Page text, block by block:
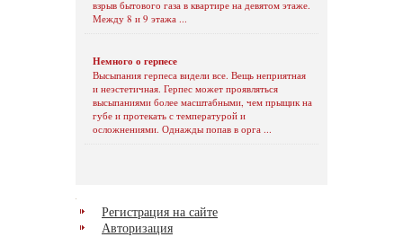
взрыв бытового газа в квартире на девятом этаже.
Между 8 и 9 этажа ...
Немного о герпесе
Высыпания герпеса видели все. Вещь неприятная
и неэстетичная. Герпес может проявляться
высыпаниями более масштабными, чем прыщик на
губе и протекать с температурой и
осложнениями. Однажды попав в орга ...
Регистрация на сайте
Авторизация